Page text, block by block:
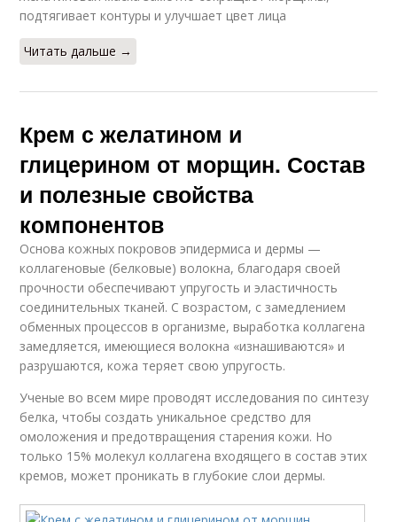
подтягивает контуры и улучшает цвет лица
Читать дальше →
Крем с желатином и
глицерином от морщин. Состав
и полезные свойства
компонентов
Основа кожных покровов эпидермиса и дермы —
коллагеновые (белковые) волокна, благодаря своей
прочности обеспечивают упругость и эластичность
соединительных тканей. С возрастом, с замедлением
обменных процессов в организме, выработка коллагена
замедляется, имеющиеся волокна «изнашиваются» и
разрушаются, кожа теряет свою упругость.
Ученые во всем мире проводят исследования по синтезу
белка, чтобы создать уникальное средство для
омоложения и предотвращения старения кожи. Но
только 15% молекул коллагена входящего в состав этих
кремов, может проникать в глубокие слои дермы.